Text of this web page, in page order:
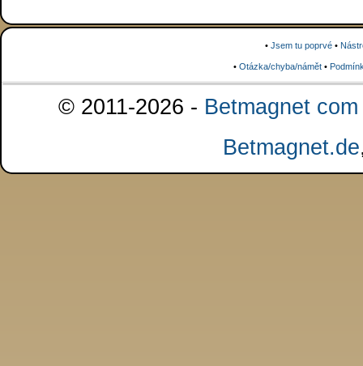
• Jsem tu poprvé •
• Otázka/chyba/námět•
© 2011-2026 - Betmagnet
Betmagnet.de